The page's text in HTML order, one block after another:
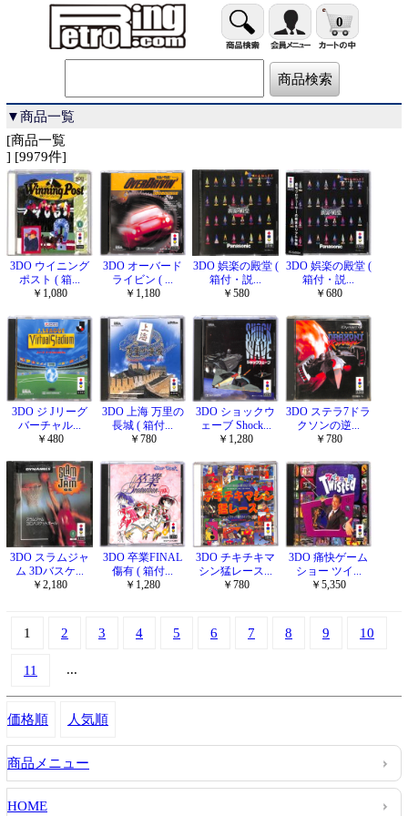
0
▼商品一覧
[商品一覧
] [9979件]
3DO ウイニング
ポスト ( 箱...
￥1,080
3DO オーバード
ライビン ( ...
￥1,180
3DO 娯楽の殿堂 (
箱付・説...
￥580
3DO 娯楽の殿堂 (
箱付・説...
￥680
3DO ジ Jリーグ
バーチャル...
￥480
3DO 上海 万里の
長城 ( 箱付...
￥780
3DO ショックウ
ェーブ Shock...
￥1,280
3DO ステラ7ドラ
クソンの逆...
￥780
3DO スラムジャ
ム 3Dバスケ...
￥2,180
3DO 卒業FINAL
傷有 ( 箱付...
￥1,280
3DO チキチキマ
シン猛レース...
￥780
3DO 痛快ゲーム
ショー ツイ...
￥5,350
1 2 3 4 5 6 7 8 9 10
11 ...
価格順 人気順
商品メニュー
HOME